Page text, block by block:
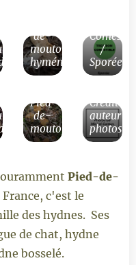
de-
mouton
hyménium
/
Sporée
Pied-
de-
mouton
Crédit
auteur
photos
Pied-de-
c'est le
des hydnes. Ses
de chat, hydne
bosselé.